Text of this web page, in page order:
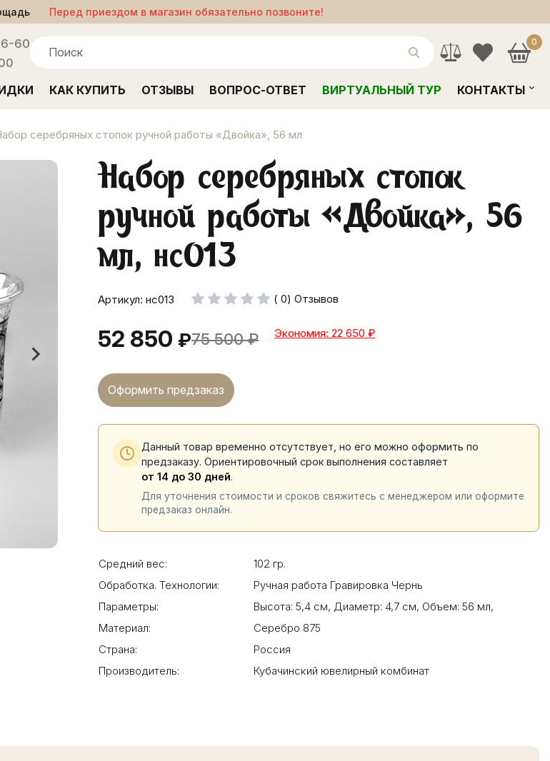
Перед приездом в магазин обязательно позвоните!
60
0
КАК КУПИТЬ ОТЗЫВЫ ВОПРОС-ОТВЕТ ВИРТУАЛЬНЫЙ ТУР КОНТАКТЫ
серебряных стопок ручной работы «Двойка», 56 мл
Набор серебряных стопок
ручной работы «Двойка», 56
мл, нс013
Артикул: нс013 ( 0) Отзывов
52 850 ₽75 500 ₽ Экономия: 22 650 ₽
Оформить предзаказ
Данный товар временно отсутствует, но его можно оформить по
предзаказу. Ориентировочный срок выполнения составляет
от 14 до 30 дней.
Для уточнения стоимости и сроков свяжитесь с менеджером или оформите
предзаказ онлайн.
Средний вес:
102 гр.
Обработка. Технологии:
Ручная работа Гравировка Чернь
Параметры:
Высота: 5,4 см, Диаметр: 4,7 см, Объем: 56 мл,
Материал:
Серебро 875
Страна:
Россия
Производитель:
Кубачинский ювелирный комбинат